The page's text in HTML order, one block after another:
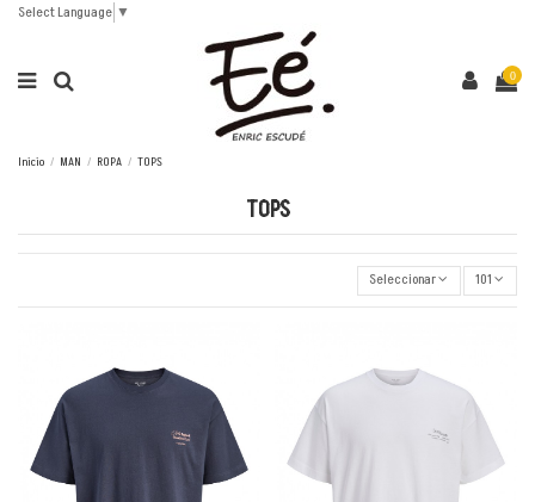
Select Language ▼
0
Inicio MAN ROPA TOPS
TOPS
Seleccionar 101